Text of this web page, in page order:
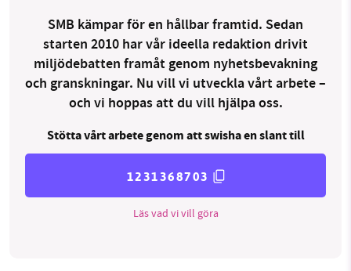
SMB kämpar för en hållbar framtid. Sedan
starten 2010 har vår ideella redaktion drivit
miljödebatten framåt genom nyhetsbevakning
och granskningar. Nu vill vi utveckla vårt arbete –
och vi hoppas att du vill hjälpa oss.
Stötta vårt arbete genom att swisha en slant till
1231368703
Läs vad vi vill göra